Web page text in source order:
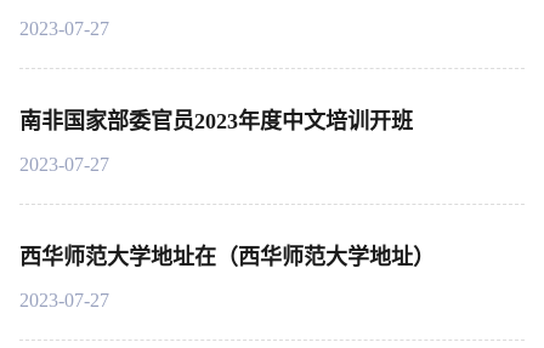
2023-07-27
南非国家部委官员2023年度中文培训开班
2023-07-27
西华师范大学地址在（西华师范大学地址）
2023-07-27